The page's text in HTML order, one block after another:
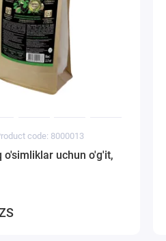
code: 8000013
o'simliklar uchun o'g'it,